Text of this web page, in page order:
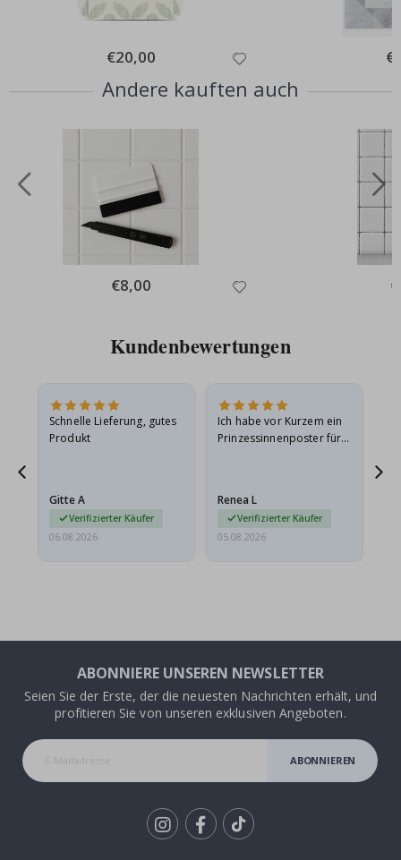
Special
Price
€20,00
Andere kauften auch
Special
Price
€8,00
Kundenbewertungen
Schnelle Lieferung, gutes
Produkt
Gitte A
Verifizierter Käufer
06.08.2026
Ich habe vor Kurzem ein
Prinzessinnenposter für
beschädigt…
Renea L
Verifizierter Käufer
05.08.2026
ABONNIERE UNSEREN NEWSLETTER
Seien Sie der Erste, der die neuesten Nachrichten erhält, und
profitieren Sie von unseren exklusiven Angeboten.
ABONNIEREN